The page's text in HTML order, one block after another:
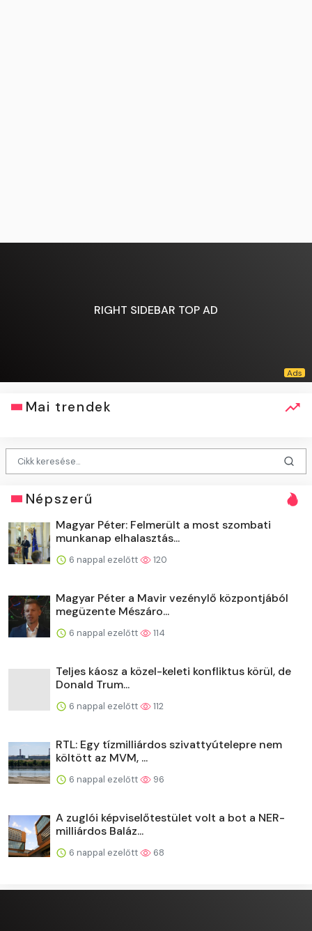
RIGHT SIDEBAR TOP AD
Mai trendek
Népszerű
Magyar Péter: Felmerült a most szombati
munkanap elhalasztás...
6 nappal ezelőtt 120
Magyar Péter a Mavir vezénylő központjából
megüzente Mészáro...
6 nappal ezelőtt 114
Teljes káosz a közel-keleti konfliktus körül, de
Donald Trum...
6 nappal ezelőtt 112
RTL: Egy tízmilliárdos szivattyútelepre nem
költött az MVM, ...
6 nappal ezelőtt 96
A zuglói képviselőtestület volt a bot a NER-
milliárdos Baláz...
6 nappal ezelőtt 68